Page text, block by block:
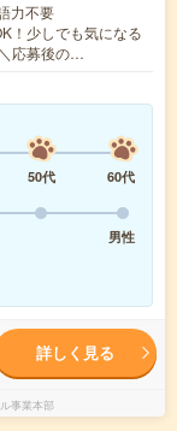
力不要
！少しでも気になる
応募後の…
50代
60代
男性
詳しく見る
事業本部